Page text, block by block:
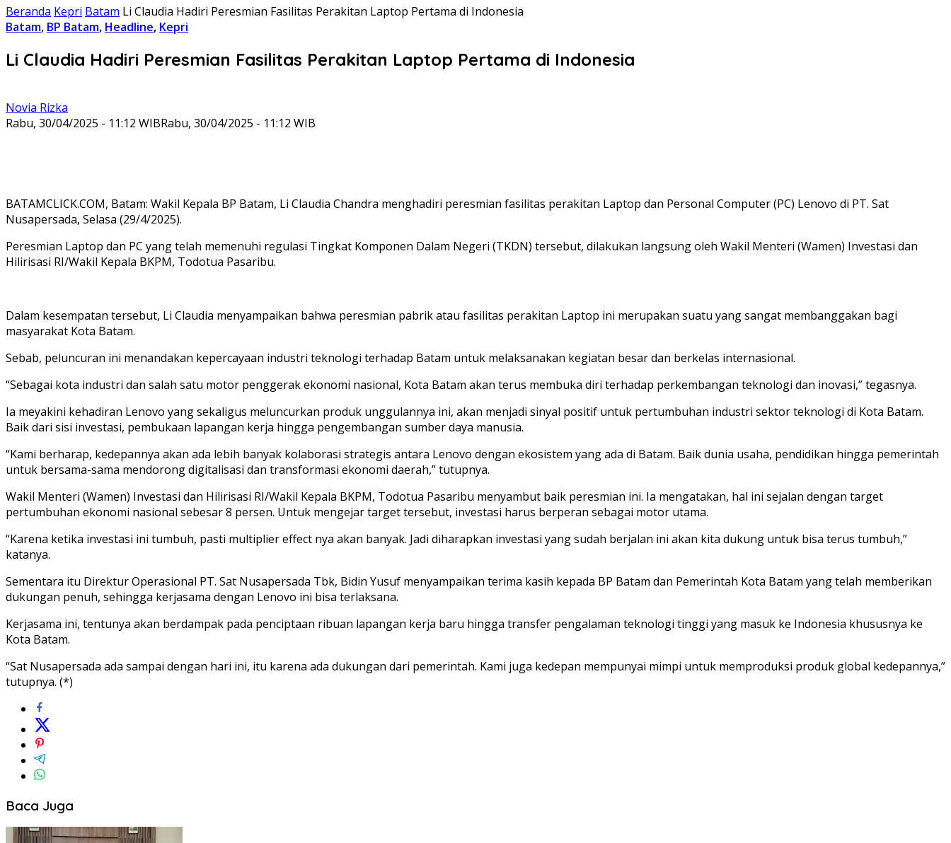
Beranda Kepri Batam Li Claudia Hadiri Peresmian Fasilitas Perakitan Laptop Pertama di Indonesia
Batam, BP Batam, Headline, Kepri
Li Claudia Hadiri Peresmian Fasilitas Perakitan Laptop Pertama di Indonesia
Novia Rizka
Rabu, 30/04/2025 - 11:12 WIBRabu, 30/04/2025 - 11:12 WIB
BATAMCLICK.COM, Batam: Wakil Kepala BP Batam, Li Claudia Chandra menghadiri peresmian fasilitas perakitan Laptop dan Personal Computer (PC) Lenovo di PT. Sat
Nusapersada, Selasa (29/4/2025).
Peresmian Laptop dan PC yang telah memenuhi regulasi Tingkat Komponen Dalam Negeri (TKDN) tersebut, dilakukan langsung oleh Wakil Menteri (Wamen) Investasi dan
Hilirisasi RI/Wakil Kepala BKPM, Todotua Pasaribu.
Dalam kesempatan tersebut, Li Claudia menyampaikan bahwa peresmian pabrik atau fasilitas perakitan Laptop ini merupakan suatu yang sangat membanggakan bagi
masyarakat Kota Batam.
Sebab, peluncuran ini menandakan kepercayaan industri teknologi terhadap Batam untuk melaksanakan kegiatan besar dan berkelas internasional.
“Sebagai kota industri dan salah satu motor penggerak ekonomi nasional, Kota Batam akan terus membuka diri terhadap perkembangan teknologi dan inovasi,” tegasnya.
Ia meyakini kehadiran Lenovo yang sekaligus meluncurkan produk unggulannya ini, akan menjadi sinyal positif untuk pertumbuhan industri sektor teknologi di Kota Batam.
Baik dari sisi investasi, pembukaan lapangan kerja hingga pengembangan sumber daya manusia.
“Kami berharap, kedepannya akan ada lebih banyak kolaborasi strategis antara Lenovo dengan ekosistem yang ada di Batam. Baik dunia usaha, pendidikan hingga pemerintah
untuk bersama-sama mendorong digitalisasi dan transformasi ekonomi daerah,” tutupnya.
Wakil Menteri (Wamen) Investasi dan Hilirisasi RI/Wakil Kepala BKPM, Todotua Pasaribu menyambut baik peresmian ini. Ia mengatakan, hal ini sejalan dengan target
pertumbuhan ekonomi nasional sebesar 8 persen. Untuk mengejar target tersebut, investasi harus berperan sebagai motor utama.
“Karena ketika investasi ini tumbuh, pasti multiplier effect nya akan banyak. Jadi diharapkan investasi yang sudah berjalan ini akan kita dukung untuk bisa terus tumbuh,”
katanya.
Sementara itu Direktur Operasional PT. Sat Nusapersada Tbk, Bidin Yusuf menyampaikan terima kasih kepada BP Batam dan Pemerintah Kota Batam yang telah memberikan
dukungan penuh, sehingga kerjasama dengan Lenovo ini bisa terlaksana.
Kerjasama ini, tentunya akan berdampak pada penciptaan ribuan lapangan kerja baru hingga transfer pengalaman teknologi tinggi yang masuk ke Indonesia khususnya ke
Kota Batam.
“Sat Nusapersada ada sampai dengan hari ini, itu karena ada dukungan dari pemerintah. Kami juga kedepan mempunyai mimpi untuk memproduksi produk global kedepannya,”
tutupnya. (*)
Baca Juga